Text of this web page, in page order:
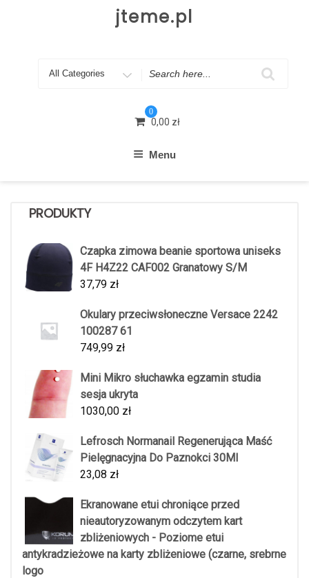
jteme.pl
Search
0
0,00 zł
Menu
PRODUKTY
Czapka zimowa beanie sportowa uniseks
4F H4Z22 CAF002 Granatowy S/M
37,79 zł
Okulary przeciwsłoneczne Versace 2242
100287 61
749,99 zł
Mini Mikro słuchawka egzamin studia
sesja ukryta
1030,00 zł
Lefrosch Normanail Regenerująca Maść
Pielęgnacyjna Do Paznokci 30Ml
23,08 zł
Ekranowane etui chroniące przed
nieautoryzowanym odczytem kart
zbliżeniowych - Poziome etui
antykradzieżowe na karty zbliżeniowe (czarne, srebrne
logo